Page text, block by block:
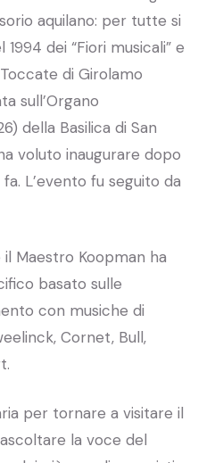
aquilano: per tutte si
dei “Fiori musicali” e
di Girolamo
sull’Organo
della Basilica di San
voluto inaugurare dopo
L’evento fu seguito da
Maestro Koopman ha
basato sulle
con musiche di
Cornet, Bull,
per tornare a visitare il
la voce del